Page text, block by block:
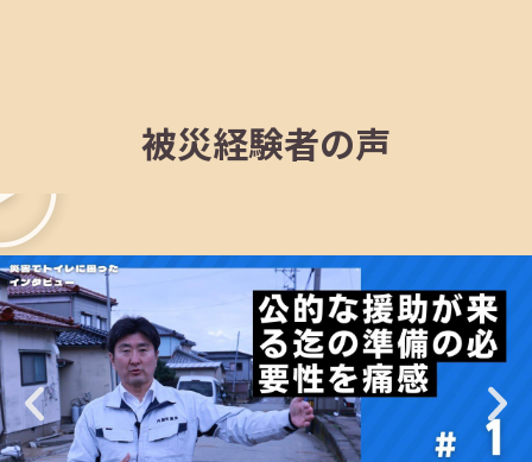
被災経験者の声